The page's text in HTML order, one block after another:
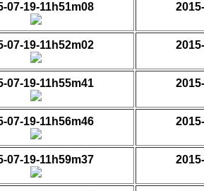
07-19-11h51m08
07-19-11h52m02
07-19-11h55m41
07-19-11h56m46
07-19-11h59m37